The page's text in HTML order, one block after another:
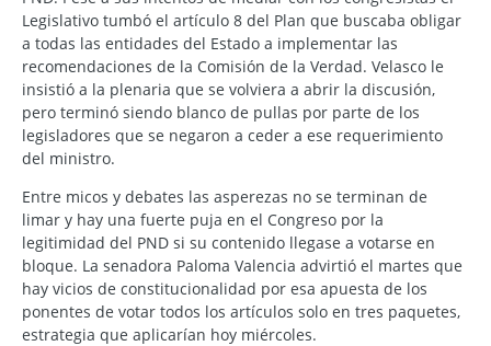
Legislativo tumbó el artículo 8 del Plan que buscaba obligar
a todas las entidades del Estado a implementar las
recomendaciones de la Comisión de la Verdad. Velasco le
insistió a la plenaria que se volviera a abrir la discusión,
pero terminó siendo blanco de pullas por parte de los
legisladores que se negaron a ceder a ese requerimiento
del ministro.
Entre micos y debates las asperezas no se terminan de
limar y hay una fuerte puja en el Congreso por la
legitimidad del PND si su contenido llegase a votarse en
bloque. La senadora Paloma Valencia advirtió el martes que
hay vicios de constitucionalidad por esa apuesta de los
ponentes de votar todos los artículos solo en tres paquetes,
estrategia que aplicarían hoy miércoles.